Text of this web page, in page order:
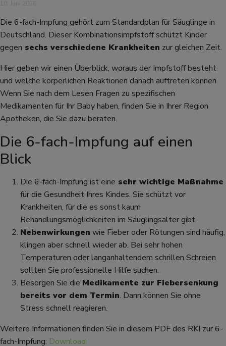
Die 6-fach-Impfung gehört zum Standardplan für Säuglinge in
Deutschland. Dieser Kombinationsimpfstoff schützt Kinder
gegen sechs verschiedene Krankheiten zur gleichen Zeit.
Hier geben wir einen Überblick, woraus der Impfstoff besteht
und welche körperlichen Reaktionen danach auftreten können.
Wenn Sie nach dem Lesen Fragen zu spezifischen
Medikamenten für Ihr Baby haben, finden Sie in Ihrer Region
Apotheken, die Sie dazu beraten.
Die 6-fach-Impfung auf einen
Blick
Die 6-fach-Impfung ist eine sehr wichtige Maßnahme
für die Gesundheit Ihres Kindes. Sie schützt vor
Krankheiten, für die es sonst kaum
Behandlungsmöglichkeiten im Säuglingsalter gibt.
Nebenwirkungen wie Fieber oder Rötungen sind häufig,
klingen aber schnell wieder ab. Bei sehr hohen
Temperaturen oder langanhaltendem schrillen Schreien
sollten Sie professionelle Hilfe suchen.
Besorgen Sie die Medikamente zur Fiebersenkung
bereits vor dem Termin. Dann können Sie ohne
Stress schnell reagieren.
Weitere Informationen finden Sie in diesem PDF des RKI zur 6-
fach-Impfung: Download